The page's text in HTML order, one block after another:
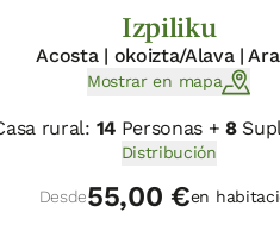
Izpiliku
Acosta | okoizta/Alava |
Mostrar en mapa
rural: 14Personas +8
Distribución
Desde55,00 €en